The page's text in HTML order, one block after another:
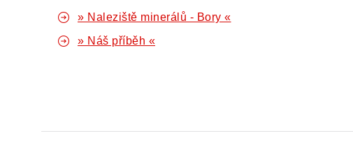
» Naleziště minerálů - Bory «
» Náš příběh «